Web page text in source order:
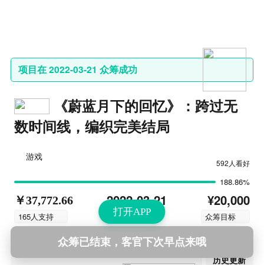
打开APP
项目在 2022-03-21 众筹成功
《蔚蓝月下的回忆》：跨过无
数时间线，编织完美结局
游戏
592人看好
188.86%
￥37,772.66
165人支持
2022-03-21
结束时间
¥20,000
众筹目标
第20次更新 2022-10-03 13:01
历史更新
众筹已结束，客官下次早点来哦